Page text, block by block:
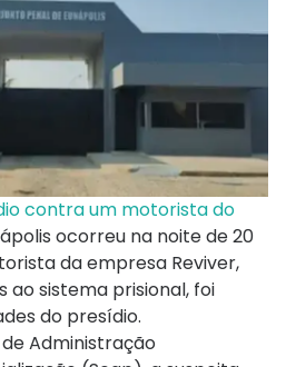
contra um motorista do
ocorreu na noite de 20
da empresa Reviver,
ao sistema prisional, foi
do presídio.
Administração